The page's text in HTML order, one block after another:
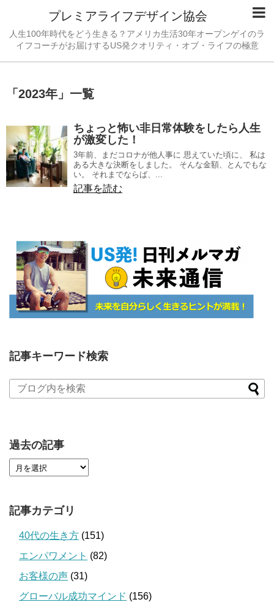
プレミアライフデザイン協会
人生100年時代をどう生きる？アメリカ生活30年オープンゲイのラ
イフコーチがお届けするUS発クオリティ・オブ・ライフの極意
「 2023年 」 一覧
ちょっと怖い非日常体験をしたら人生
が激変した！
3年前、まだコロナが他人事に 思えていた頃に、 私は
ある大きな決断をしました。 そんな金額、とんでもな
い。 それまでならば、...
記事を読む
記事キーワード検索
過去の記事
記事カテゴリ
40代の生き方 (151)
エンパワメント (82)
お客様の声 (31)
グローバル成功マインド (156)